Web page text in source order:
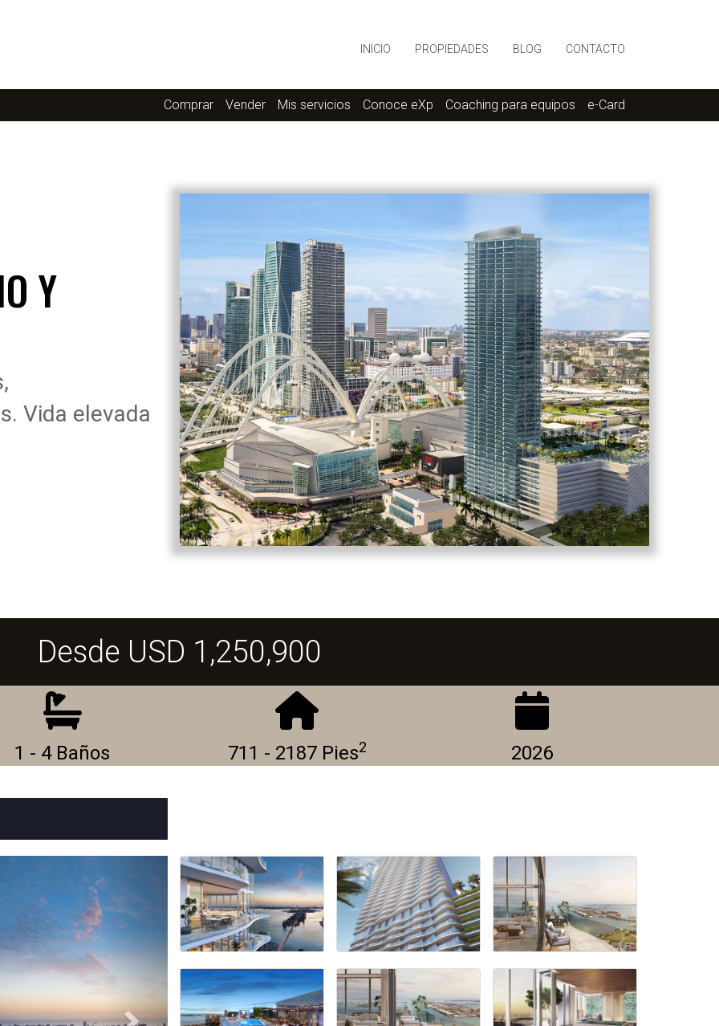
INICIO PROPIEDADES BLOG CONTACTO
Comprar Vender Mis servicios Conoce eXp Coaching para equipos e-Card
Y
Vida elevada
Desde USD 1,250,900
1 - 4 Baños 711 - 2187 Pies2 2026